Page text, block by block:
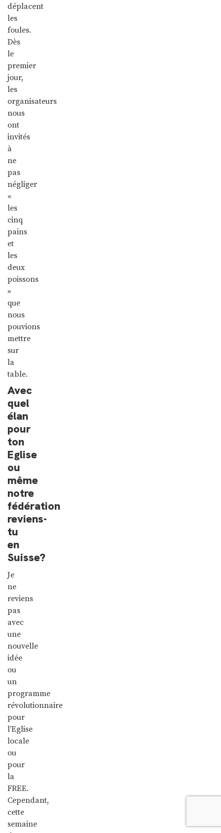
déplacent
les
foules.
Dès
le
premier
jour,
les
organisateurs
nous
ont
invités
à
ne
pas
négliger
«
les
cinq
pains
et
les
deux
poissons
»
que
nous
pouvions
mettre
sur
la
table.
Avec
quel
élan
pour
ton
Eglise
ou
même
notre
fédération
reviens-
tu
en
Suisse?
Je
ne
reviens
pas
avec
une
nouvelle
idée
ou
un
programme
révolutionnaire
pour
l’Eglise
locale
ou
pour
la
FREE.
Cependant,
cette
semaine